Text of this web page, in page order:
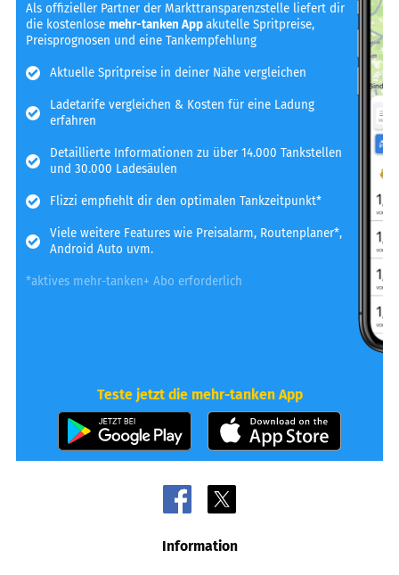
Als offizieller Partner der Markttransparenzstelle liefert dir
die kostenlosemehr-tanken Appakutelle Spritpreise,
Preisprognosen und eine Tankempfehlung
Aktuelle Spritpreise in deiner Nähe vergleichen
Ladetarife vergleichen & Kosten für eine Ladung
erfahren
Detaillierte Informationen zu über 14.000 Tankstellen
und 30.000 Ladesäulen
Flizzi empfiehlt dir den optimalen Tankzeitpunkt*
Viele weitere Features wie Preisalarm, Routenplaner*,
Android Auto uvm.
*aktives mehr-tanken+ Abo erforderlich
Teste jetzt die mehr-tanken App
Information